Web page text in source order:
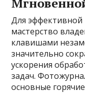
Для эффективной
мастерство
клавишами
значительно
ускорения
задач.
основные